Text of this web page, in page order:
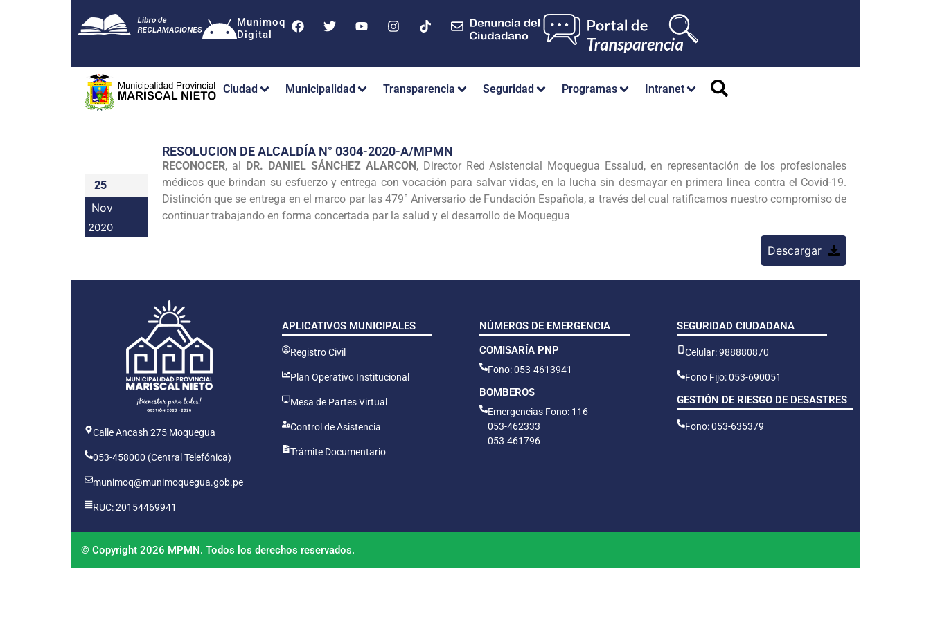
Munimoq
Digital
Ciudad Municipalidad Transparencia Seguridad Programas Intranet
25
Nov
2020
RESOLUCION DE ALCALDÍA N° 0304-2020-A/MPMN
RECONOCER, al DR. DANIEL SÁNCHEZ ALARCON, Director Red Asistencial Moquegua Essalud, en representación de los profesionales
médicos que brindan su esfuerzo y entrega con vocación para salvar vidas, en la lucha sin desmayar en primera linea contra el Covid-19.
Distinción que se entrega en el marco par las 479° Aniversario de Fundación Española, a través del cual ratificamos nuestro compromiso de
continuar trabajando en forma concertada par la salud y el desarrollo de Moquegua
Descargar
Calle Ancash 275 Moquegua
053-458000 (Central Telefónica)
munimoq@munimoquegua.gob.pe
RUC: 20154469941
APLICATIVOS MUNICIPALES
Registro Civil
Plan Operativo Institucional
Mesa de Partes Virtual
Control de Asistencia
Trámite Documentario
NÚMEROS DE EMERGENCIA
COMISARÍA PNP
Fono: 053-4613941
BOMBEROS
Emergencias Fono: 116
053-462333
053-461796
SEGURIDAD CIUDADANA
Celular: 988880870
Fono Fijo: 053-690051
GESTIÓN DE RIESGO DE DESASTRES
Fono: 053-635379
© Copyright 2026 MPMN. Todos los derechos reservados.